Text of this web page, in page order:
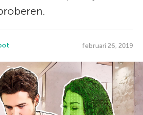
februari 26, 2019